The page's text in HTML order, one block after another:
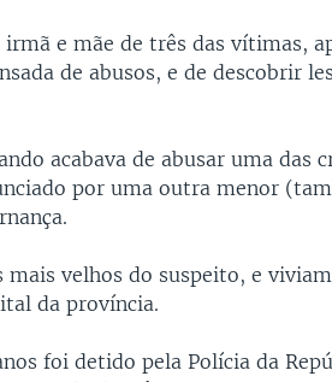
e mãe de três das vítimas,
de abusos, e de descobrir
acabava de abusar uma das
por uma outra menor
velhos do suspeito, e
da província.
foi detido pela Polícia da